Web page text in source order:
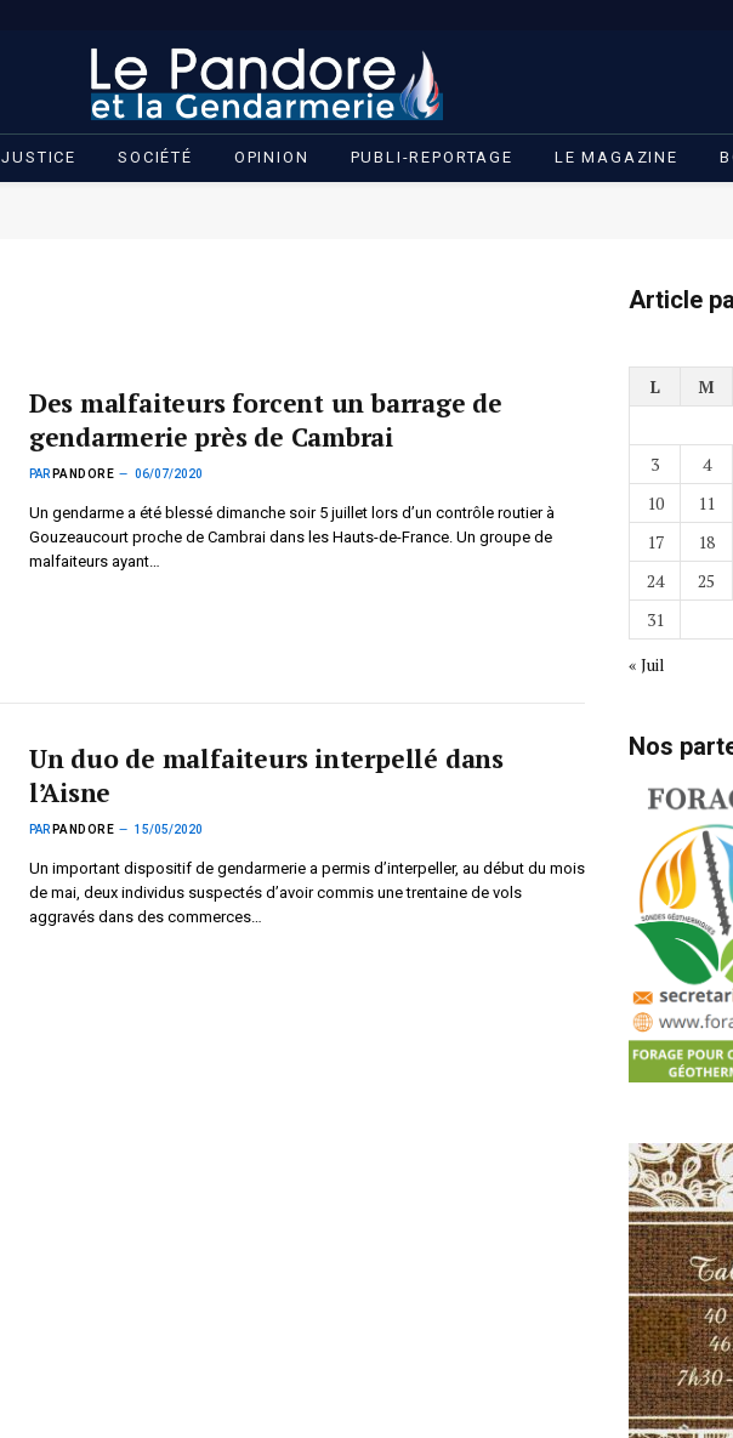
JUSTICE SOCIÉTÉ OPINION PUBLI-REPORTAGE LE MAGAZINE
Des malfaiteurs forcent un barrage de
gendarmerie près de Cambrai
PAR PANDORE 06/07/2020
Un gendarme a été blessé dimanche soir 5 juillet lors d’un contrôle routier à
Gouzeaucourt proche de Cambrai dans les Hauts-de-France. Un groupe de
malfaiteurs ayant…
Un duo de malfaiteurs interpellé dans
l’Aisne
PAR PANDORE 15/05/2020
Un important dispositif de gendarmerie a permis d’interpeller, au début du mois
de mai, deux individus suspectés d’avoir commis une trentaine de vols
aggravés dans des commerces…
Article
L
M
3
4
10
11
17
18
24
25
31
« Juil
Nos